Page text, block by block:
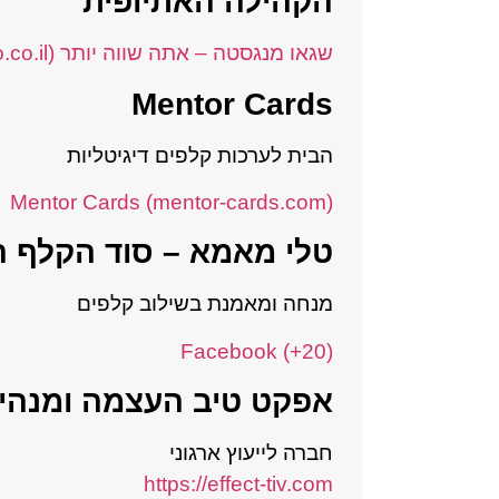
שגאו מנגסטה – אתה שווה יותר (shego.co.il)
Mentor Cards
הבית לערכות קלפים דיגיטליות
Mentor Cards (mentor-cards.com)
טלי מאמא – סוד הקלף
מנחה ומאמנת בשילוב קלפים
(20+) Facebook
אפקט טיב העצמה
חברה לייעוץ ארגוני
https://effect-tiv.com